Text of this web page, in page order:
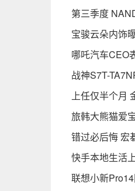
第三季度
宝骏云朵内饰
哪吒汽车CEO
战神S7T-
上任仅半个月
旅韩大熊猫爱
错过必后悔 宏
快手本地生活
联想小新